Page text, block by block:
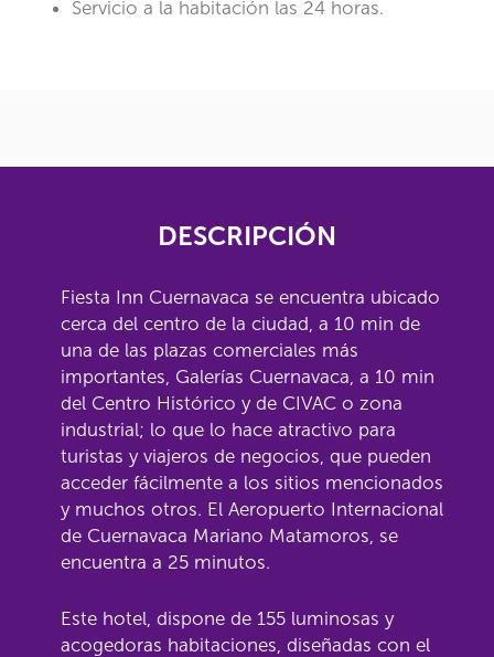
Servicio a la habitación las 24 horas.
DESCRIPCIÓN
Fiesta Inn Cuernavaca se encuentra ubicado
cerca del centro de la ciudad, a 10 min de
una de las plazas comerciales más
importantes, Galerías Cuernavaca, a 10 min
del Centro Histórico y de CIVAC o zona
industrial; lo que lo hace atractivo para
turistas y viajeros de negocios, que pueden
acceder fácilmente a los sitios mencionados
y muchos otros. El Aeropuerto Internacional
de Cuernavaca Mariano Matamoros, se
encuentra a 25 minutos.
Este hotel, dispone de 155 luminosas y
acogedoras habitaciones, diseñadas con el